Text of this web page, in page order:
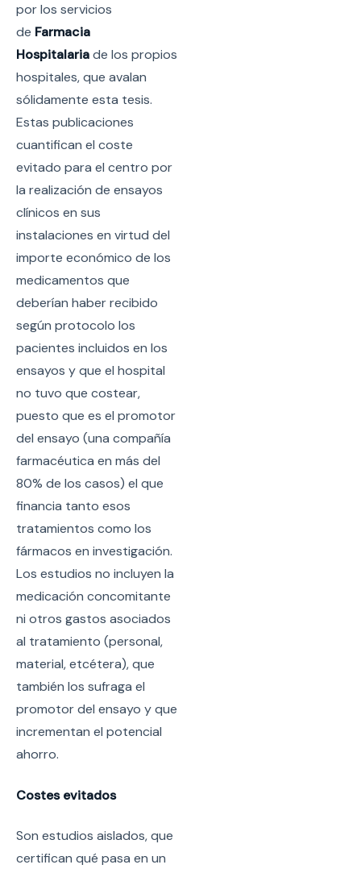
por los servicios
de Farmacia
Hospitalariade los propios
hospitales, que avalan
sólidamente esta tesis.
Estas publicaciones
cuantifican el coste
evitado para el centro por
la realización de ensayos
clínicos en sus
instalaciones en virtud del
importe económico de los
medicamentos que
deberían haber recibido
según protocolo los
pacientes incluidos en los
ensayos y que el hospital
no tuvo que costear,
puesto que es el promotor
del ensayo (una compañía
farmacéutica en más del
80% de los casos) el que
financia tanto esos
tratamientos como los
fármacos en investigación.
Los estudios no incluyen la
medicación concomitante
ni otros gastos asociados
al tratamiento (personal,
material, etcétera), que
también los sufraga el
promotor del ensayo y que
incrementan el potencial
ahorro.
Costes evitados
Son estudios aislados, que
certifican qué pasa en un